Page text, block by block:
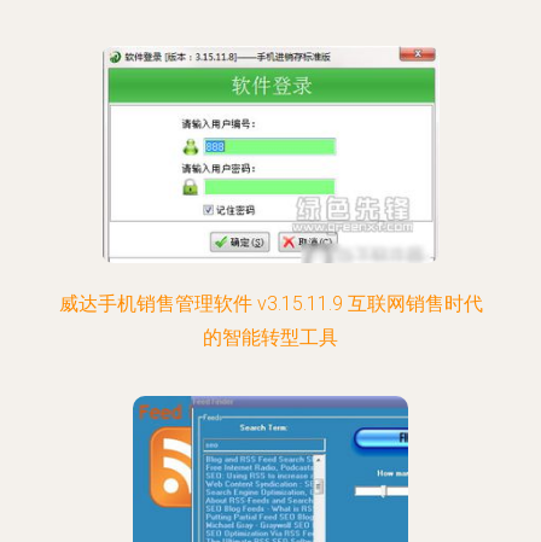
威达手机销售管理软件 v3.15.11.9 互联网销售时代
的智能转型工具